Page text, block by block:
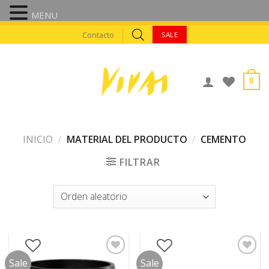
to
Contacto SALE
0
INICIO / MATERIAL DEL PRODUCTO / CEMENTO
FILTRAR
Sale Sale
MENU